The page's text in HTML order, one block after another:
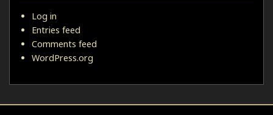
Log in
Entries feed
Comments feed
WordPress.org